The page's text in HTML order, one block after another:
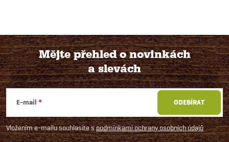
Z
á
p
Mějte přehled o novinkách
a slevách
E-mail
Vložením e-mailu souhlasíte spodmínkami ochrany osobních údajů
ODEBÍRAT